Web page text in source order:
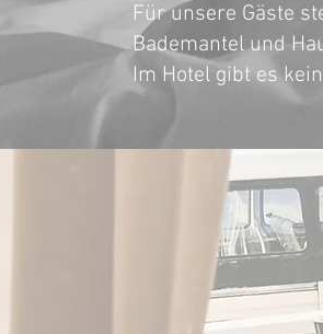
Für unsere Gäste
Bademantel und
Im Hotel gibt es